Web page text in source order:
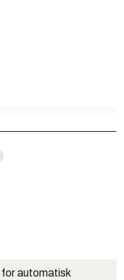
automatisk